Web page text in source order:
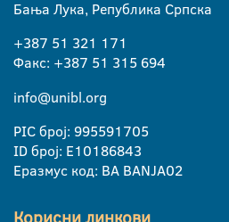
Бања Лука, Република Српска
+387 51 321 171
Факс: +387 51 315 694
info@unibl.org
PIC број: 995591705
ID број: E10186843
Еразмус код: BA BANJA02